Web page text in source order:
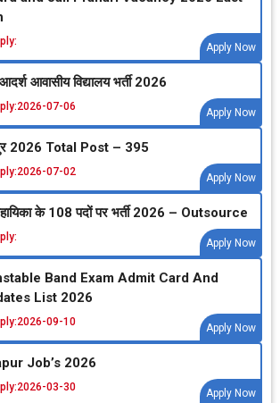
Apply Now
आवासीय विद्यालय भर्ती 2026
2026-07-06
Apply Now
2026 Total Post – 395
2026-07-02
Apply Now
के 108 पदों पर भर्ती 2026 – Outsource
Apply Now
Band Exam Admit Card And
List 2026
2026-09-10
Apply Now
Job’s 2026
2026-03-30
Apply Now